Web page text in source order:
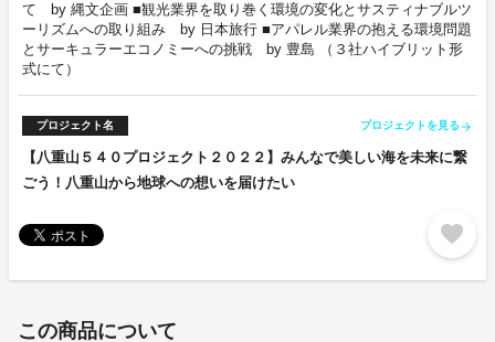
て by 縄文企画 ■観光業界を取り巻く環境の変化とサスティナブルツ
ーリズムへの取り組み by 日本旅行 ■アパレル業界の抱える環境問題
とサーキュラーエコノミーへの挑戦 by 豊島 （３社ハイブリット形
式にて）
プロジェクト名 プロジェクトを見る arrow_forward
【八重山５４０プロジェクト２０２２】みんなで美しい海を未来に繋
ごう！八重山から地球への想いを届けたい
favorite
この商品について